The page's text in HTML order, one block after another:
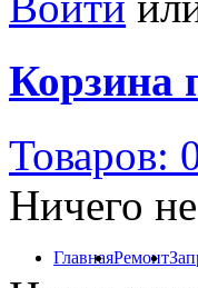
Корзина
Товаров:
Ничего
ГлавнаяРемонт